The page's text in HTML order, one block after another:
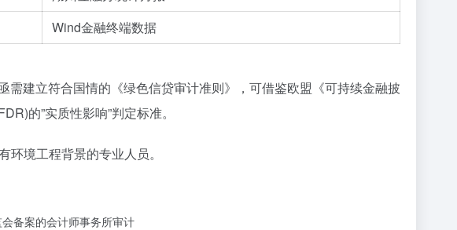
Wind金融终端数据
需建立符合国情的《绿色信贷审计准则》，可借鉴欧盟《可持续金融披
的”实质性影响”判定标准。
境工程背景的专业人员。
备案的会计师事务所审计